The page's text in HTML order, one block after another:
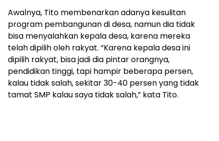
edukasi,
gaya
hidup,
hiburan,
bebas
dari
SARA,
narkoba
dan
Awalnya, Tito membenarkan adanya kesulitan
program pembangunan di desa, namun dia tidak
bisa menyalahkan kepala desa, karena mereka
telah dipilih oleh rakyat. “Karena kepala desa ini
dipilih rakyat, bisa jadi dia pintar orangnya,
pendidikan tinggi, tapi hampir beberapa persen,
kalau tidak salah, sekitar 30-40 persen yang tidak
tamat SMP kalau saya tidak salah,” kata Tito.